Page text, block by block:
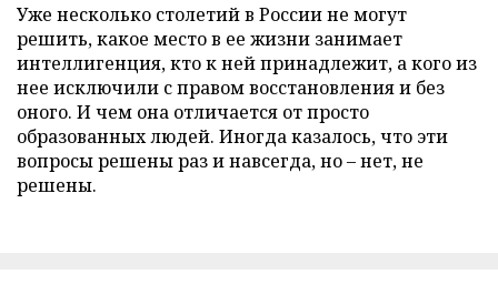
Уже несколько столетий в России не могут
решить, какое место в ее жизни занимает
интеллигенция, кто к ней принадлежит, а кого из
нее исключили с правом восстановления и без
оного. И чем она отличается от просто
образованных людей. Иногда казалось, что эти
вопросы решены раз и навсегда, но – нет, не
решены.